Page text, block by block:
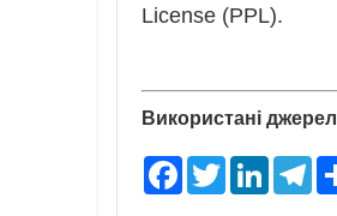
License (PPL).
Використані
F
a
T
w
L
T